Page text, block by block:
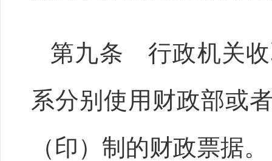
第九条 行政机关收
系分别使用财政部或
（印）制的财政票据。